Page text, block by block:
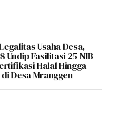
Usaha Desa,
Undip Fasilitasi 25 NIB
Halal Hingga
di Desa Mranggen